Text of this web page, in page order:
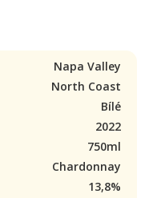
Napa Valley
North Coast
Bílé
2022
750ml
Chardonnay
13,8%